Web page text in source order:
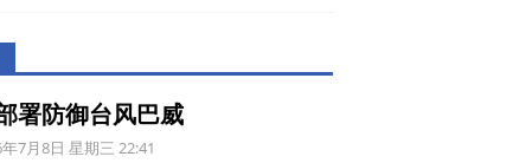
署防御台风巴威
7月8日 星期三 22:41